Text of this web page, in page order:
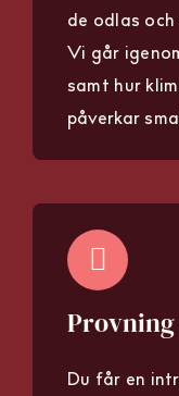
de odlas
Vi går
samt hur
påverkar
Du får en